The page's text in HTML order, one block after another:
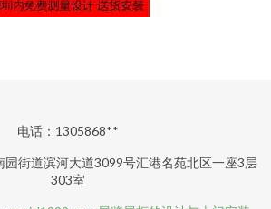
电话：1305868**
园街道滨河大道3099号汇港名苑北区一座3层
303室